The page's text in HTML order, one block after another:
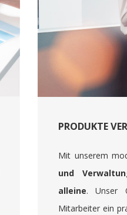
PRODUKTE
Mit unserem
und
alleine. Unser
Mitarbeiter ein